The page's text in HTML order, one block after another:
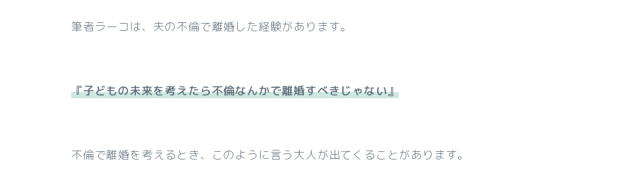
筆者ラーコは、夫の不倫で離婚した経験があります。
『子どもの未来を考えたら不倫なんかで離婚すべきじゃない』
不倫で離婚を考えるとき、このように言う大人が出てくることがあります。